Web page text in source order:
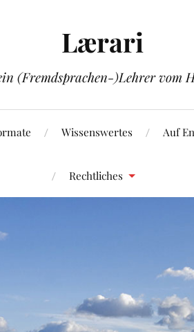
Lærari
(Fremdsprachen-)Lehrer vom
Wissenswertes Auf
Rechtliches